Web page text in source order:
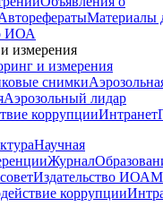
Материалы
ИОА
измерения
и измерения
снимки
Аэрозольный лидар
коррупцииИнтранет
Научная
Журнал
Издательство ИОА
коррупции